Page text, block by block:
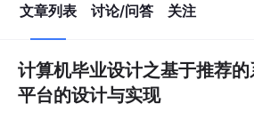
文章列表 讨论/问答 关注
计算机毕业设计之基于推荐
平台的设计与实现